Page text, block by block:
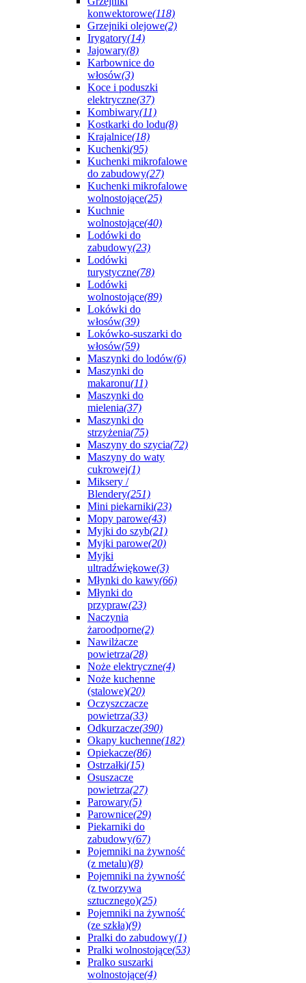
konwektorowe(118)
Grzejniki olejowe(2)
Irygatory(14)
Jajowary(8)
Karbownice do
włosów(3)
Koce i poduszki
elektryczne(37)
Kombiwary(11)
Kostkarki do lodu(8)
Krajalnice(18)
Kuchenki(95)
Kuchenki mikrofalowe
do zabudowy(27)
Kuchenki mikrofalowe
wolnostojące(25)
Kuchnie
wolnostojące(40)
Lodówki do
zabudowy(23)
Lodówki
turystyczne(78)
Lodówki
wolnostojące(89)
Lokówki do
włosów(39)
Lokówko-suszarki do
włosów(59)
Maszynki do lodów(6)
Maszynki do
makaronu(11)
Maszynki do
mielenia(37)
Maszynki do
strzyżenia(75)
Maszyny do szycia(72)
Maszyny do waty
cukrowej(1)
Miksery /
Blendery(251)
Mini piekarniki(23)
Mopy parowe(43)
Myjki do szyb(21)
Myjki parowe(20)
Myjki
ultradźwiękowe(3)
Młynki do kawy(66)
Młynki do
przypraw(23)
Naczynia
żaroodporne(2)
Nawilżacze
powietrza(28)
Noże elektryczne(4)
Noże kuchenne
(stalowe)(20)
Oczyszczacze
powietrza(33)
Odkurzacze(390)
Okapy kuchenne(182)
Opiekacze(86)
Ostrzałki(15)
Osuszacze
powietrza(27)
Parowary(5)
Parownice(29)
Piekarniki do
zabudowy(67)
Pojemniki na żywność
(z metalu)(8)
Pojemniki na żywność
(z tworzywa
sztucznego)(25)
Pojemniki na żywność
(ze szkła)(9)
Pralki do zabudowy(1)
Pralki wolnostojące(53)
Pralko suszarki
wolnostojące(4)